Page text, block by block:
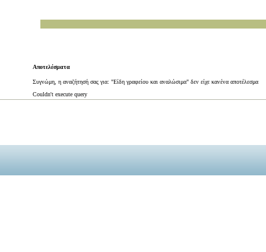
Αποτελέσματα
Συγνώμη, η αναζήτησή σας για: "Είδη γραφείου και αναλώσιμα" δεν είχε κανένα αποτέλεσμα
Couldn't execute query